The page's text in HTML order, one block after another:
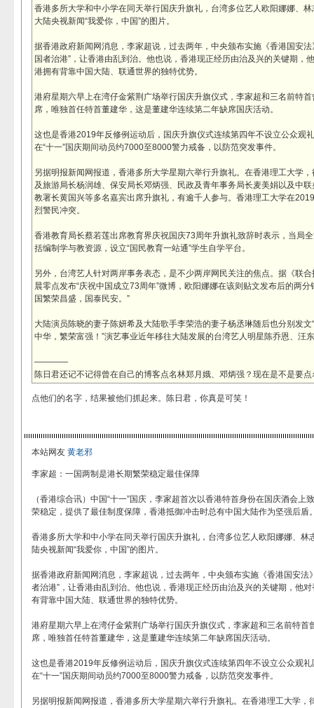
香港多所大学和中小学在同天举行国庆升旗礼，台湾多位艺人欧阳娜娜、
大陆央视新闻“我爱你，中国”的图片。
据香港政府新闻网消息，李家超说，过去两年，中央颁布实施《香港国安
国者治港”，让香港由乱到治。他也说，香港现正经历由治及兴的关键期，
港拥有背靠中国大陆、联通世界的独特优势。
港府星期六早上在湾仔金紫荆广场举行国庆升旗仪式，李家超和三名前特
席，唯独首任特首董建华，这是董建华连续第二年缺席国庆活动。
这也是香港2019年反修例运动后，国庆升旗仪式连续第四年不设立公众观
在“十一”国庆期间动员约7000至8000警力戒备，以防范突发事件。
另据明报新闻网报道，香港多所大学星期六举行升旗礼。在香港理工大学
及旅游局长杨润雄、保安局长邓炳强、民政及青年事务局长麦美娟以及中
教署长黄国兴等多名嘉宾出席升旗礼，有逾千人参与。香港理工大学在
烈警民冲突。
香港教育局长蔡若莲出席教育界庆祝国庆73周年升旗礼致辞时表示，当局
括编制学与教资源，设立“国民教育一站通”学生自学平台。
另外，台湾艺人针对两岸事务表态，是不少两岸网民关注的焦点。据《联
晨零点发布“庆祝中国成立73周年”微博，欧阳娜娜在该则贴文发布后的两
国繁荣昌盛，国泰民安。”
大陆演员陈晓的妻子陈妍希及大陆歌手李荣浩的妻子杨丞琳随后也分别发文
中华，繁荣富强！”演艺事业近年移往大陆发展的台湾艺人明星陈乔恩、汪
————
陈日君还记不记得曾在自己的博客点名林郑月娥、邓炳强？现在是不是要
点他们的名字，结果被他们抓起来。陈日君，你真是可笑！
本站网友 黄老邪
李家超：一国两制是港长期繁荣稳定最佳保障
（香港综合讯）中国“十一”国庆，李家超首次以香港特首身份在国庆酒会上
荣稳定，提供了最佳制度保障，香港抵御冲击时总有中国大陆作为坚强后盾
香港多所大学和中小学在同天举行国庆升旗礼，台湾多位艺人欧阳娜娜、林
陆央视新闻“我爱你，中国”的图片。
据香港政府新闻网消息，李家超说，过去两年，中央颁布实施《香港国安法
者治港”，让香港由乱到治。他也说，香港现正经历由治及兴的关键期，他
有背靠中国大陆、联通世界的独特优势。
港府星期六早上在湾仔金紫荆广场举行国庆升旗仪式，李家超和三名前特首
席，唯独首任特首董建华，这是董建华连续第二年缺席国庆活动。
这也是香港2019年反修例运动后，国庆升旗仪式连续第四年不设立公众观
在“十一”国庆期间动员约7000至8000警力戒备，以防范突发事件。
另据明报新闻网报道，香港多所大学星期六举行升旗礼。在香港理工大学，